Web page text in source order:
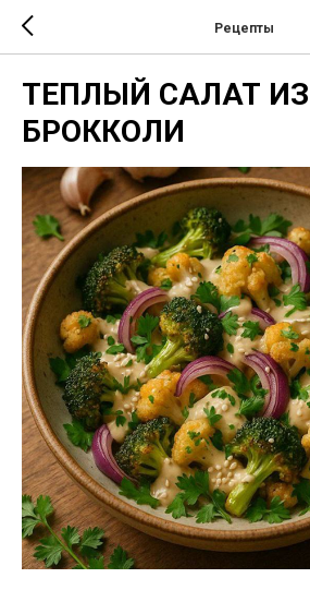
Рецепты
ТЕПЛЫЙ САЛАТ ИЗ
БРОККОЛИ